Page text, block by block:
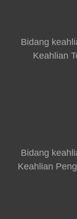
Bidang
Keahlian
Bidang
Keahlian